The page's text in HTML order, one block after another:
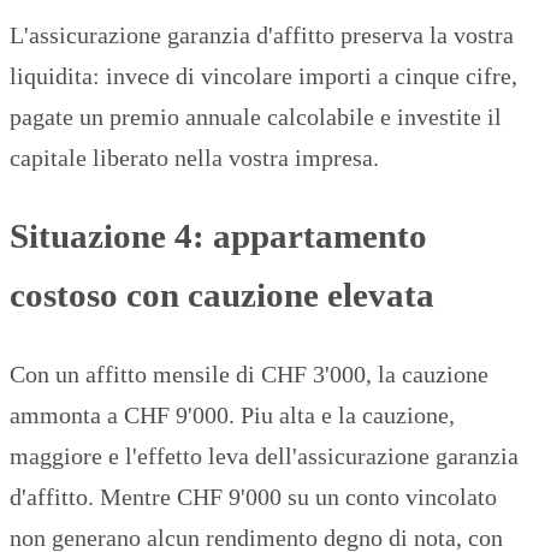
L'assicurazione garanzia d'affitto preserva la vostra
liquidita: invece di vincolare importi a cinque cifre,
pagate un premio annuale calcolabile e investite il
capitale liberato nella vostra impresa.
Situazione 4: appartamento
costoso con cauzione elevata
Con un affitto mensile di CHF 3'000, la cauzione
ammonta a CHF 9'000. Piu alta e la cauzione,
maggiore e l'effetto leva dell'assicurazione garanzia
d'affitto. Mentre CHF 9'000 su un conto vincolato
non generano alcun rendimento degno di nota, con